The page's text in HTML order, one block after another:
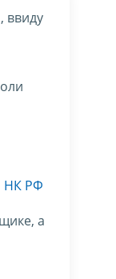
ввиду
НК РФ
а